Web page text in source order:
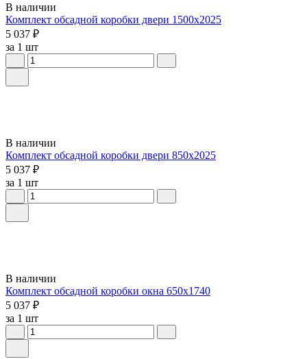
В наличии
Комплект обсадной коробки двери 1500х2025
5 037 ₽
за 1 шт
В наличии
Комплект обсадной коробки двери 850х2025
5 037 ₽
за 1 шт
В наличии
Комплект обсадной коробки окна 650х1740
5 037 ₽
за 1 шт